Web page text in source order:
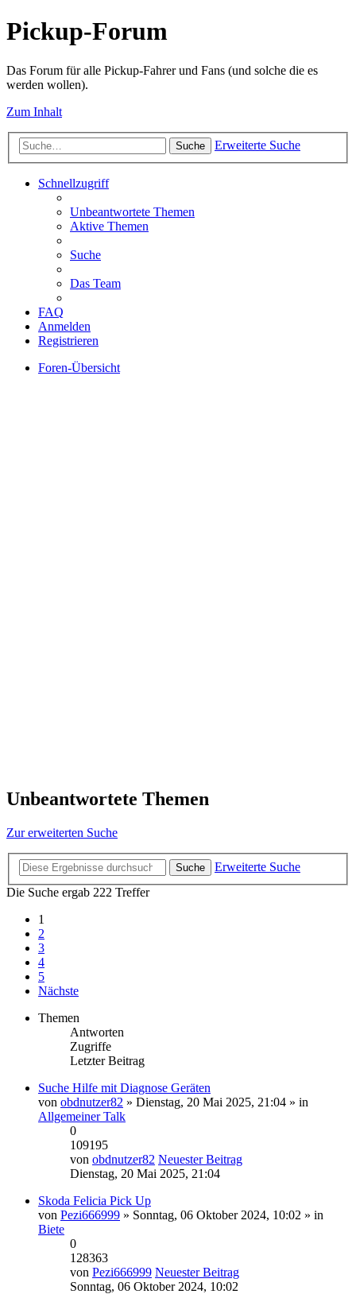
Pickup-Forum
Das Forum für alle Pickup-Fahrer und Fans (und solche die es
werden wollen).
Zum Inhalt
Suche Erweiterte Suche
Schnellzugriff
Unbeantwortete Themen
Aktive Themen
Suche
Das Team
FAQ
Anmelden
Registrieren
Foren-Übersicht
Unbeantwortete Themen
Zur erweiterten Suche
Suche
Erweiterte Suche
Die Suche ergab 222 Treffer
1
2
3
4
5
Nächste
Themen
Antworten
Zugriffe
Letzter Beitrag
Suche Hilfe mit Diagnose Geräten
von obdnutzer82 » Dienstag, 20 Mai 2025, 21:04 » in
Allgemeiner Talk
0
109195
von obdnutzer82 Neuester Beitrag
Dienstag, 20 Mai 2025, 21:04
Skoda Felicia Pick Up
von Pezi666999 » Sonntag, 06 Oktober 2024, 10:02 » in
Biete
0
128363
von Pezi666999 Neuester Beitrag
Sonntag, 06 Oktober 2024, 10:02